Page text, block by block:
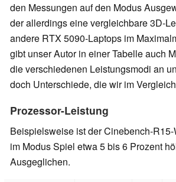
den Messungen auf den Modus
der allerdings eine vergleichbare 3D-
andere RTX 5090-Laptops im
gibt unser Autor in einer Tabelle auch
die verschiedenen Leistungsmodi an
doch Unterschiede, die wir im
Prozessor-Leistung
Beispielsweise ist der Cinebench-R15-
im Modus Spiel etwa 5 bis 6 Prozent
Ausgeglichen.